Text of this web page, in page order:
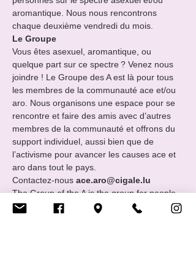
aromantique. Nous nous rencontrons
chaque deuxième vendredi du mois.
Le Groupe
Vous êtes asexuel, aromantique, ou
quelque part sur ce spectre ? Venez nous
joindre ! Le Groupe des A est là pour tous
les membres de la communauté ace et/ou
aro. Nous organisons une espace pour se
rencontre et faire des amis avec d’autres
membres de la communauté et offrons du
support individuel, aussi bien que de
l’activisme pour avancer les causes ace et
aro dans tout le pays.
Contactez-nous ace.aro@cigale.lu
The Group of the A is the group for people
on the asexual and/or aromantic